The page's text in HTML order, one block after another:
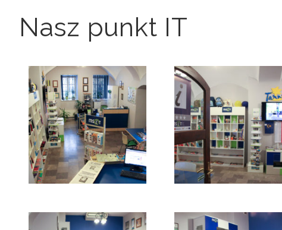
Nasz punkt IT